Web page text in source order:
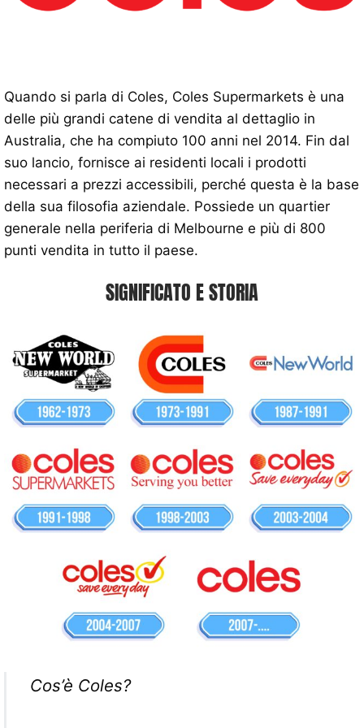
Quando si parla di Coles, Coles Supermarkets è una
delle più grandi catene di vendita al dettaglio in
Australia, che ha compiuto 100 anni nel 2014. Fin dal
suo lancio, fornisce ai residenti locali i prodotti
necessari a prezzi accessibili, perché questa è la base
della sua filosofia aziendale. Possiede un quartier
generale nella periferia di Melbourne e più di 800
punti vendita in tutto il paese.
SIGNIFICATO E STORIA
Cos’è Coles?